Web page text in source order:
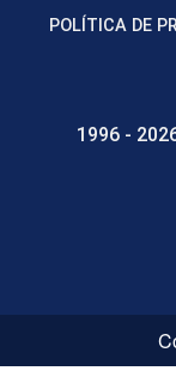
POLÍTICA DE
1996 -